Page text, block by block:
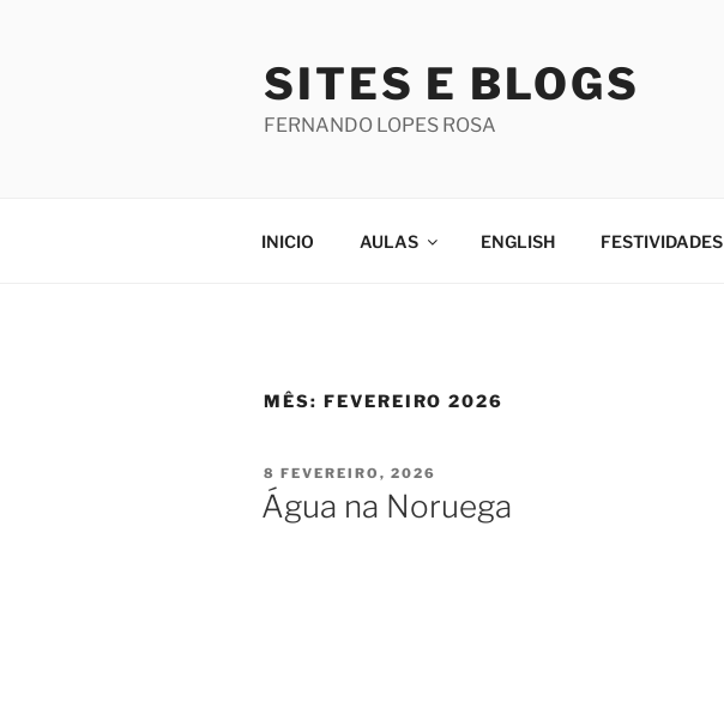
SITES E BLOGS
FERNANDO LOPES ROSA
INICIO AULAS ENGLISH FESTIVIDADES
MÊS: FEVEREIRO 2026
PUBLICADO
EM
8 FEVEREIRO, 2026
Água na Noruega